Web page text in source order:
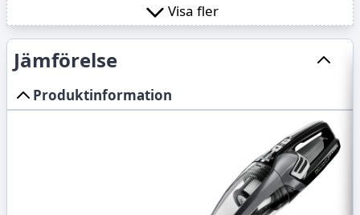
Visa fler
Jämförelse
Produktinformation